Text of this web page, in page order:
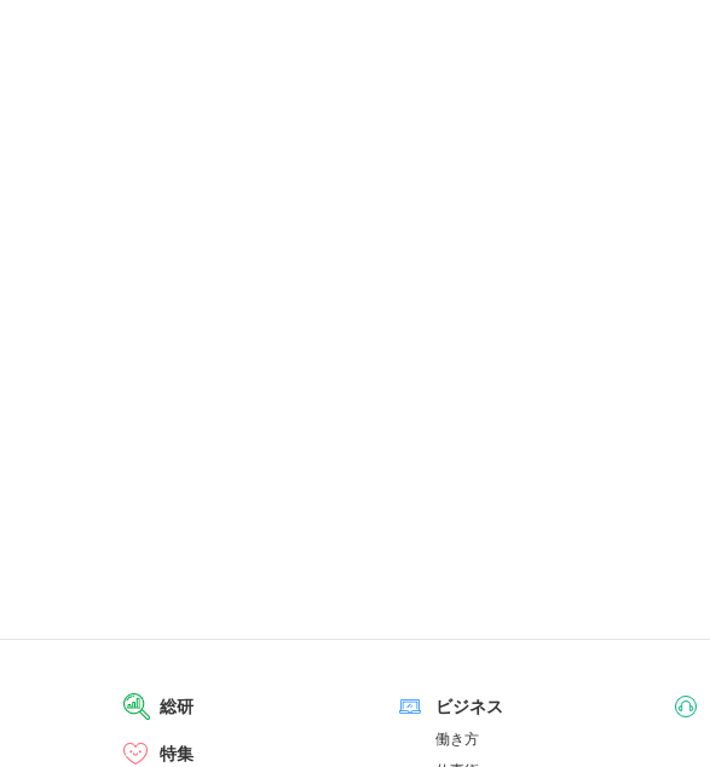
総研
特集
ビジネス
働き方